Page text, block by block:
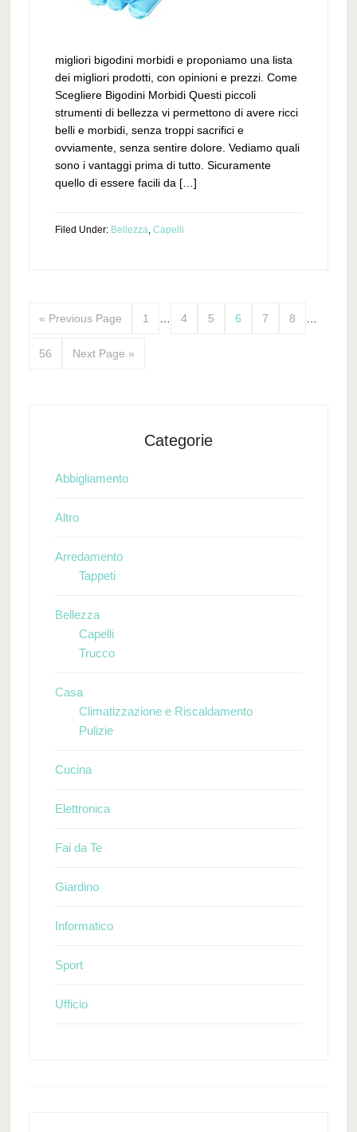
migliori bigodini morbidi e proponiamo una lista
dei migliori prodotti, con opinioni e prezzi. Come
Scegliere Bigodini Morbidi Questi piccoli
strumenti di bellezza vi permettono di avere ricci
belli e morbidi, senza troppi sacrifici e
ovviamente, senza sentire dolore. Vediamo quali
sono i vantaggi prima di tutto. Sicuramente
quello di essere facili da […]
Filed Under: Bellezza, Capelli
« Previous Page 1 4 5 6 7 8
56 Next Page »
Categorie
Abbigliamento
Altro
Arredamento
Tappeti
Bellezza
Capelli
Trucco
Casa
Climatizzazione e Riscaldamento
Pulizie
Cucina
Elettronica
Fai da Te
Giardino
Informatico
Sport
Ufficio